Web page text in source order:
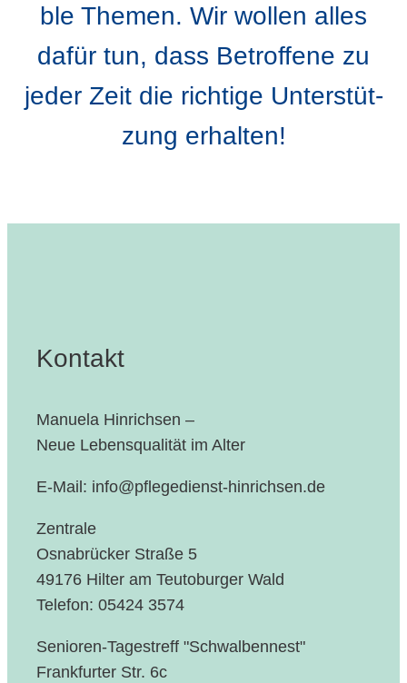
ble The­men. Wir wol­len alles
dafür tun, dass Betrof­fe­ne zu
jeder Zeit die rich­ti­ge Unter­stüt­
zung erhalten!
Kontakt
Manuela Hinrichsen –
Neue Lebensqualität im Alter
E-Mail: info@pflegedienst-hinrichsen.de
Zentrale
Osnabrücker Straße 5
49176 Hilter am Teutoburger Wald
Telefon: 05424 3574
Senioren-Tagestreff "Schwalbennest"
Frankfurter Str. 6c